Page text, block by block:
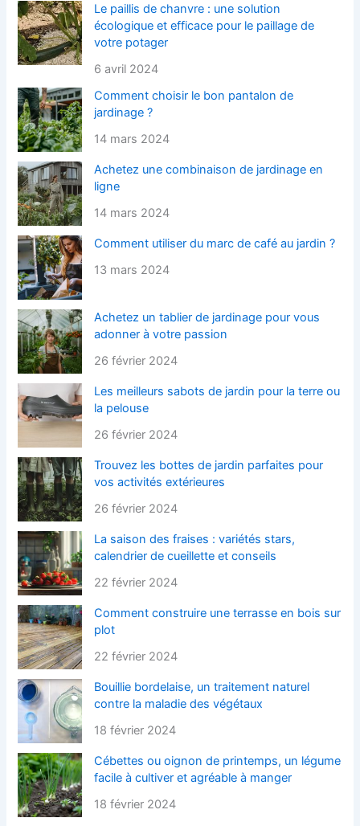
Le paillis de chanvre : une solution
écologique et efficace pour le paillage de
votre potager
6 avril 2024
Comment choisir le bon pantalon de
jardinage ?
14 mars 2024
Achetez une combinaison de jardinage en
ligne
14 mars 2024
Comment utiliser du marc de café au jardin ?
13 mars 2024
Achetez un tablier de jardinage pour vous
adonner à votre passion
26 février 2024
Les meilleurs sabots de jardin pour la terre ou
la pelouse
26 février 2024
Trouvez les bottes de jardin parfaites pour
vos activités extérieures
26 février 2024
La saison des fraises : variétés stars,
calendrier de cueillette et conseils
22 février 2024
Comment construire une terrasse en bois sur
plot
22 février 2024
Bouillie bordelaise, un traitement naturel
contre la maladie des végétaux
18 février 2024
Cébettes ou oignon de printemps, un légume
facile à cultiver et agréable à manger
18 février 2024